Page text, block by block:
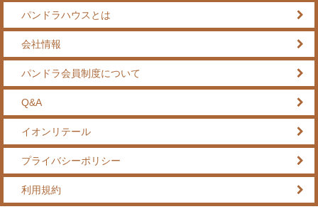
パンドラハウスとは
会社情報
パンドラ会員制度について
Q&A
イオンリテール
プライバシーポリシー
利用規約